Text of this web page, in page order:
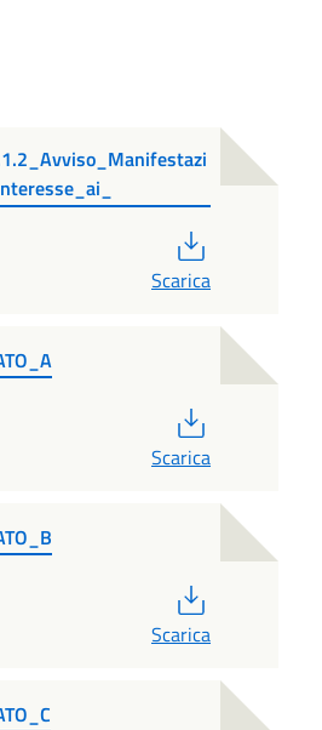
Scarica
Scarica
Scarica